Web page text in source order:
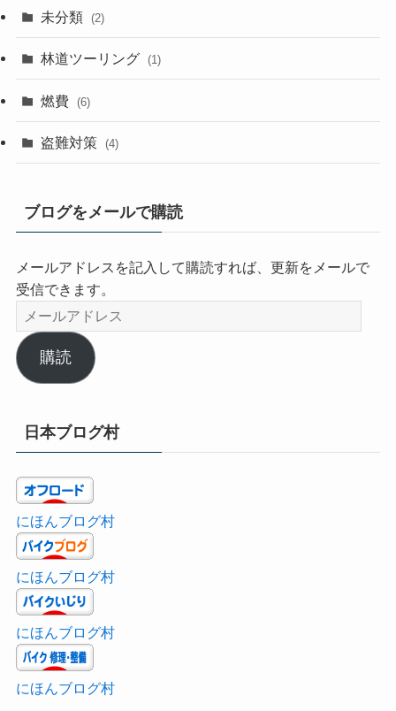
未分類 (2)
林道ツーリング (1)
燃費 (6)
盗難対策 (4)
ブログをメールで購読
メールアドレスを記入して購読すれば、更新をメールで
受信できます。
メ
ー
ル
ア
レ
ス
購読
日本ブログ村
にほんブログ村
にほんブログ村
にほんブログ村
にほんブログ村